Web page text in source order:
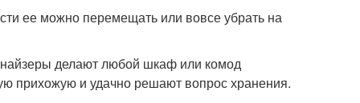
ее можно перемещать или вовсе убрать на
делают любой шкаф или комод
прихожую и удачно решают вопрос хранения.